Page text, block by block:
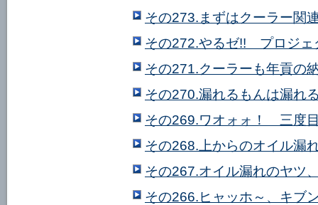
その273.まずはクーラー関
その272.やるゼ!! プロジェ
その271.クーラーも年貢の
その270.漏れるもんは漏れ
その269.ワオォォ！ 三度
その268.上からのオイル
その267.オイル漏れのヤツ
その266.ヒャッホ～、キブ